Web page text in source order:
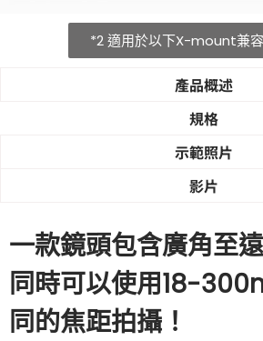
*2 適用於以下X-mount兼
產品概述
規格
​示範照片
影片
一款鏡頭包含廣角至
同時可以使用18-
同的焦距拍攝！